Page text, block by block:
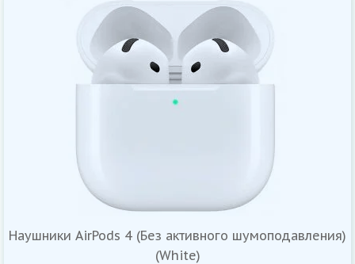
Наушники AirPods 4 (Без активного шумоподавления)
(White)